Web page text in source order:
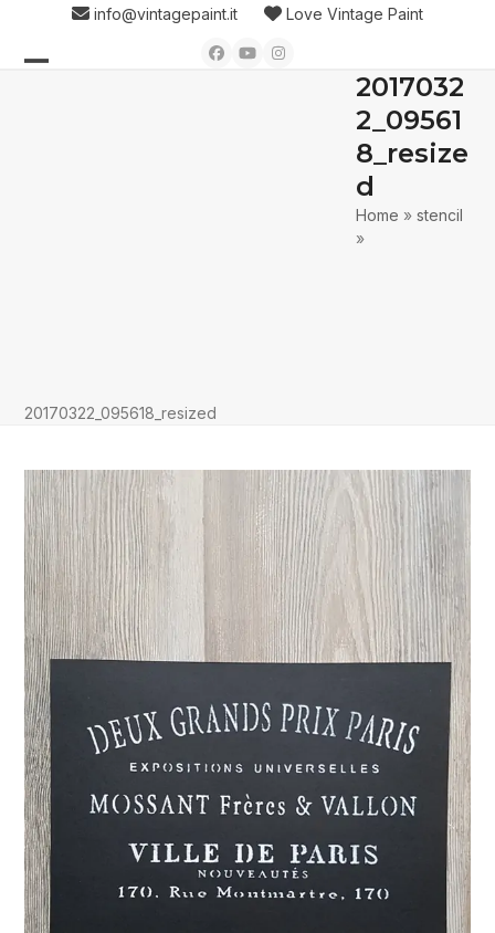
content
info@vintagepaint.it Love Vintage Paint
Facebook
YouTubeInstagram
2017032
2_09561
8_resize
d
Home »stencil
»
20170322_095618_resized